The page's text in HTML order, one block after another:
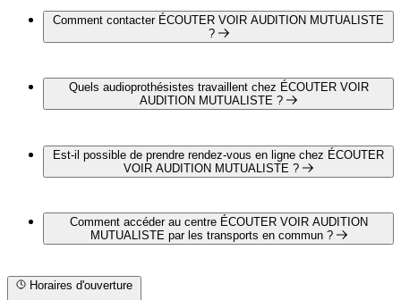
14 avenue Jean-Charles Rivet , 19100 Brive-La-Gaillarde
Comment contacter ÉCOUTER VOIR AUDITION MUTUALISTE
?
MUTUALISTE par téléphone au 05 55 10 21 47
Quels audioprothésistes travaillent chez ÉCOUTER VOIR
AUDITION MUTUALISTE ?
AUDITION MUTUALISTE
Est-il possible de prendre rendez-vous en ligne chez ÉCOUTER
VOIR AUDITION MUTUALISTE ?
ÉCOUTER VOIR AUDITION MUTUALISTE pour un
bilan auditif complet et gratuit en cliquant sur le lien suivant :
Comment accéder au centre ÉCOUTER VOIR AUDITION
MUTUALISTE par les transports en commun ?
proximité des arrêts suivants :
Horaires d'ouverture